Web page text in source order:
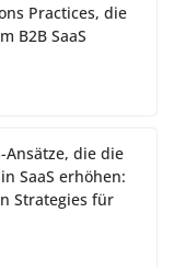
Practices, die
B2B SaaS
Ansätze, die die
SaaS erhöhen:
Strategies für